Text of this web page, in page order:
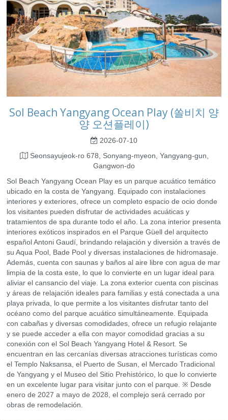
Sol Beach Yangyang Ocean Play (쏠비치 양
양 오션플레이)
2026-07-10
Seonsayujeok-ro 678, Sonyang-myeon, Yangyang-gun,
Gangwon-do
Sol Beach Yangyang Ocean Play es un parque acuático temático
ubicado en la costa de Yangyang. Equipado con instalaciones
interiores y exteriores, ofrece un completo espacio de ocio donde
los visitantes pueden disfrutar de actividades acuáticas y
tratamientos de spa durante todo el año. La zona interior presenta
interiores exóticos inspirados en el Parque Güell del arquitecto
español Antoni Gaudí, brindando relajación y diversión a través de
su Aqua Pool, Bade Pool y diversas instalaciones de hidromasaje.
Además, cuenta con saunas y baños al aire libre con agua de mar
limpia de la costa este, lo que lo convierte en un lugar ideal para
aliviar el cansancio del viaje. La zona exterior cuenta con piscinas
y áreas de relajación ideales para familias y está conectada a una
playa privada, lo que permite a los visitantes disfrutar tanto del
océano como del parque acuático simultáneamente. Equipada
con cabañas y diversas comodidades, ofrece un refugio relajante
y se puede acceder a ella con mayor comodidad gracias a su
conexión con el Sol Beach Yangyang Hotel & Resort. Se
encuentran en las cercanías diversas atracciones turísticas como
el Templo Naksansa, el Puerto de Susan, el Mercado Tradicional
de Yangyang y el Museo del Sitio Prehistórico, lo que lo convierte
en un excelente lugar para visitar junto con el parque. ※ Desde
enero de 2027 a mayo de 2028, el complejo será cerrado por
obras de remodelación.